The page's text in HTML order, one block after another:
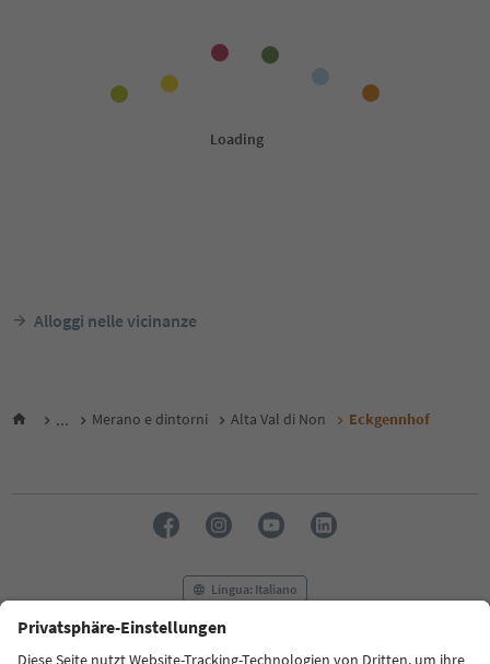
Alloggi nelle vicinanze
... Merano e dintorni Alta Val di Non Eckgennhof
Lingua: Italiano
FAQ Contatti Press MICE Privacy Policy